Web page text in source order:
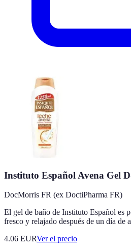
Instituto Español Avena Gel
DocMorris FR (ex DoctiPharma FR)
El gel de baño de Instituto Español es
fresco y relajado después de un día de
4.06 EURVer el precio